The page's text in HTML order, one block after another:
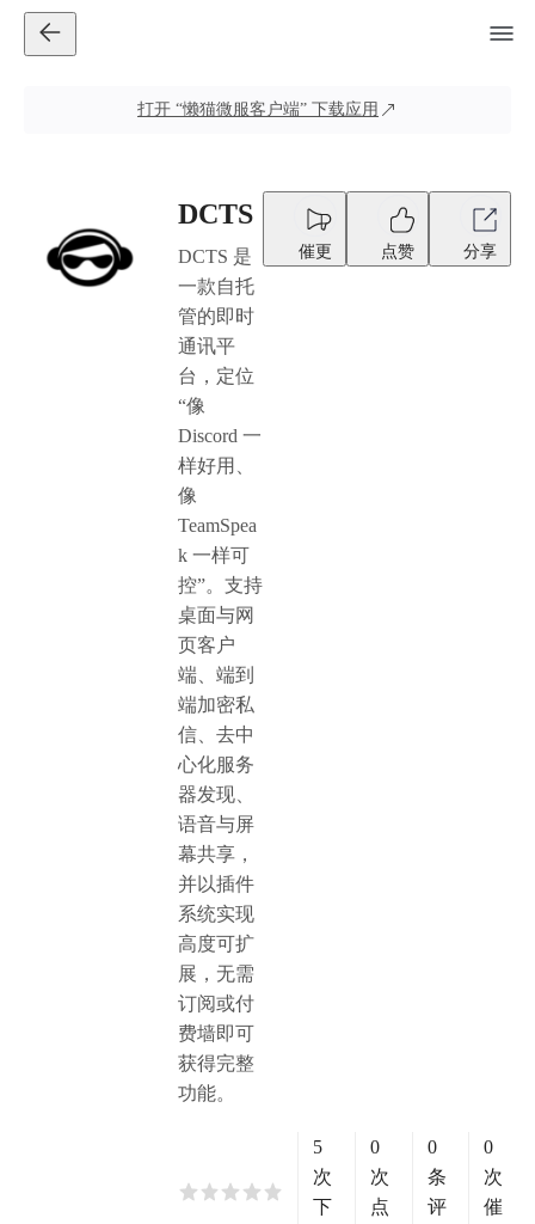
打开 “懒猫微服客户端” 下载应用
DCTS
DCTS 是
一款自托
管的即时
通讯平
台，定位
“像
Discord 一
样好用、
像
TeamSpea
k 一样可
控”。支持
桌面与网
页客户
端、端到
端加密私
信、去中
心化服务
器发现、
语音与屏
幕共享，
并以插件
系统实现
高度可扩
展，无需
订阅或付
费墙即可
获得完整
功能。
催更 点赞 分享
5
次
下
0
次
点
0
条
评
0
次
催